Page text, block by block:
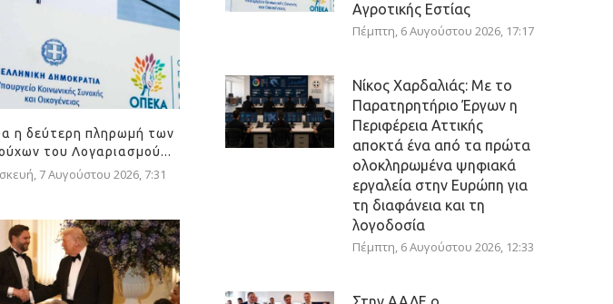
η δεύτερη πληρωμή των
του Λογαριασμού...
7 Αυγούστου 2026, 7:31
Αγροτικής Εστίας
Πέμπτη, 6 Αυγούστου 2026, 17:17
Νίκος Χαρδαλιάς: Με το
Παρατηρητήριο Έργων η
Περιφέρεια Αττικής
αποκτά ένα από τα πρώτα
ολοκληρωμένα ψηφιακά
εργαλεία στην Ευρώπη για
τη διαφάνεια και τη
λογοδοσία
Πέμπτη, 6 Αυγούστου 2026, 12:33